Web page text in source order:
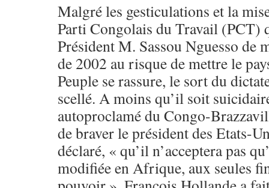
Malgré les gesticulations et la
Parti Congolais du Travail (PCT)
Président M. Sassou Nguesso
de 2002 au risque de mettre le
Peuple se rassure, le sort du
scellé. A moins qu’il soit
autoproclamé du Congo-
de braver le président des Etats-
déclaré, « qu’il n’acceptera pas
modifiée en Afrique, aux seules